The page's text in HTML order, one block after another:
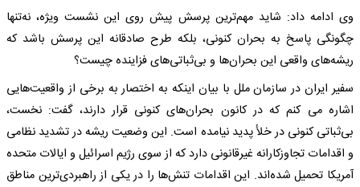
وی ادامه داد: شاید مهم‌ترین پرسش پیش روی این نشست ویژه، نه‌تنها
چگونگی پاسخ به بحران کنونی، بلکه طرح صادقانه این پرسش باشد که
ریشه‌های واقعی این بحران‌ها و بی‌ثباتی‌های فزاینده چیست؟
سفیر ایران در سازمان ملل با بیان اینکه به اختصار به برخی از واقعیت‌هایی
اشاره می کنم که در کانون بحران‌های کنونی قرار دارند، گفت: نخست،
بی‌ثباتی کنونی در خلأ پدید نیامده است. این وضعیت ریشه در تشدید نظامی
و اقدامات تجاوزکارانه غیرقانونی دارد که از سوی رژیم اسرائیل و ایالات متحده
آمریکا تحمیل شده‌اند. این اقدامات تنش‌ها را در یکی از راهبردی‌ترین مناطق